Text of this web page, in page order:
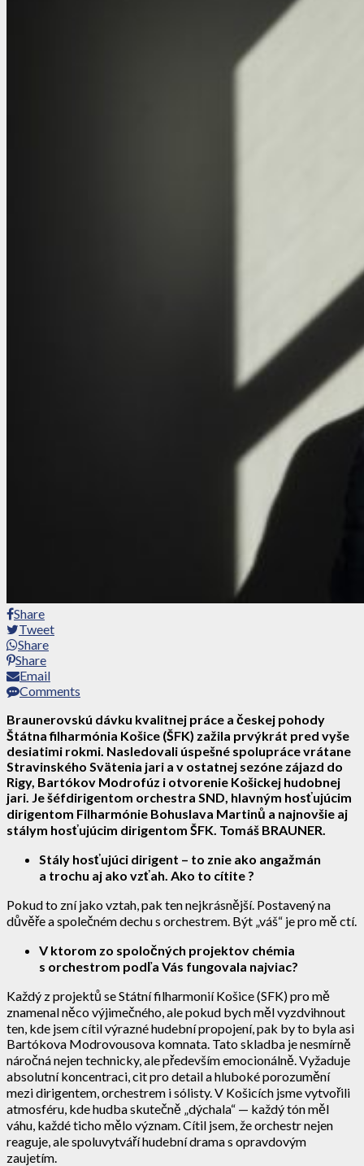
Share
Tweet
Share
Share
Email
Comments
Braunerovskú dávku kvalitnej práce a českej pohody
Štátna filharmónia Košice (ŠFK) zažila prvýkrát pred vyše
desiatimi rokmi. Nasledovali úspešné spolupráce vrátane
Stravinského Svätenia jari a v ostatnej sezóne zájazd do
Rigy, Bartókov Modrofúz i otvorenie Košickej hudobnej
jari. Je šéfdirigentom orchestra SND, hlavným hosťujúcim
dirigentom Filharmónie Bohuslava Martinů a najnovšie aj
stálym hosťujúcim dirigentom ŠFK. Tomáš BRAUNER.
Stály hosťujúci dirigent – to znie ako angažmán
a trochu aj ako vzťah. Ako to cítite ?
Pokud to zní jako vztah, pak ten nejkrásnější. Postavený na
důvěře a společném dechu s orchestrem. Být „váš“ je pro mě ctí.
V ktorom zo spoločných projektov chémia
s orchestrom podľa Vás fungovala najviac?
Každý z projektů se Státní filharmonií Košice (SFK) pro mě
znamenal něco výjimečného, ale pokud bych měl vyzdvihnout
ten, kde jsem cítil výrazné hudební propojení, pak by to byla asi
Bartókova Modrovousova komnata. Tato skladba je nesmírně
náročná nejen technicky, ale především emocionálně. Vyžaduje
absolutní koncentraci, cit pro detail a hluboké porozumění
mezi dirigentem, orchestrem i sólisty. V Košicích jsme vytvořili
atmosféru, kde hudba skutečně „dýchala“ — každý tón měl
váhu, každé ticho mělo význam. Cítil jsem, že orchestr nejen
reaguje, ale spoluvytváří hudební drama s opravdovým
zaujetím.